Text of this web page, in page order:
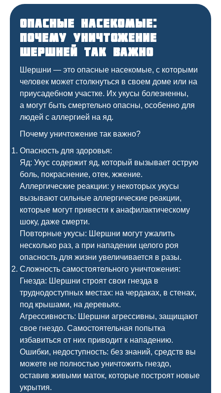
Опасные насекомые:
почему уничтожение
шершней так важно
Шершни — это опасные насекомые, с которыми
человек может столкнуться в своем доме или на
приусадебном участке. Их укусы болезненны,
а могут быть смертельно опасны, особенно для
людей с аллергией на яд.
Почему уничтожение так важно?
Опасность для здоровья:
Яд: Укус содержит яд, который вызывает острую
боль, покраснение, отек, жжение.
Аллергические реакции: у некоторых укусы
вызывают сильные аллергические реакции,
которые могут привести к анафилактическому
шоку, даже смерти.
Повторные укусы: Шершни могут ужалить
несколько раз, а при нападении целого роя
опасность для жизни увеличивается в разы.
Сложность самостоятельного уничтожения:
Гнезда: Шершни строят свои гнезда в
труднодоступных местах: на чердаках, в стенах,
под крышами, на деревьях.
Агрессивность: Шершни агрессивны, защищают
свое гнездо. Самостоятельная попытка
избавиться от них приводит к нападению.
Ошибки, недоступность: без знаний, средств вы
можете не полностью уничтожить гнездо,
оставив живыми маток, которые построят новые
укрытия.